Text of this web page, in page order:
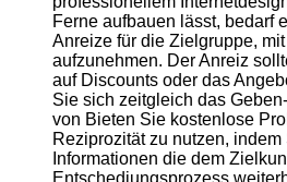
Ferne aufbauen lässt, bedarf
Anreize für die Zielgruppe,
aufzunehmen. Der Anreiz
auf Discounts oder das
Sie sich zeitgleich das
von Bieten Sie kostenlose
Reziprozität zu nutzen,
Informationen die dem
Entschediungsprozess